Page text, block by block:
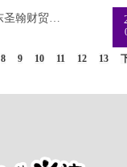
大众报业·齐鲁壹点|山东圣翰财贸职业学院
8 9 10 11 12 13